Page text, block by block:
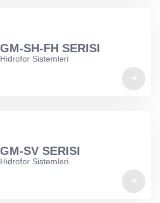
GM-SH-FH SERISI
Hidrofor Sistemleri
GM-SV SERISI
Hidrofor Sistemleri